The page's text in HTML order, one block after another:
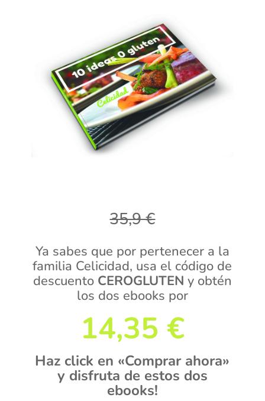
35,9 €
Ya sabes que por pertenecer a la
familia Celicidad, usa el código de
descuento CEROGLUTEN y obtén
los dos ebooks por
14,35 €
Haz click en «Comprar ahora»
y disfruta de estos dos
ebooks!